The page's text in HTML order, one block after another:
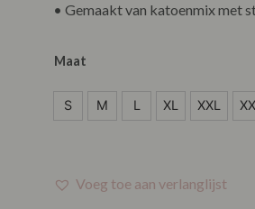
• Gemaakt van katoenmix met
Maat
S
S M L XL XXL
Voeg toe aan verlanglijst